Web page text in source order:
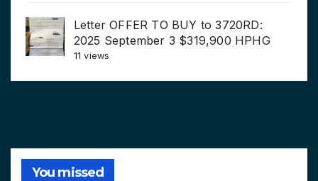
Letter OFFER TO BUY to 3720RD:
2025 September 3 $319,900 HPHG
11 views
You missed